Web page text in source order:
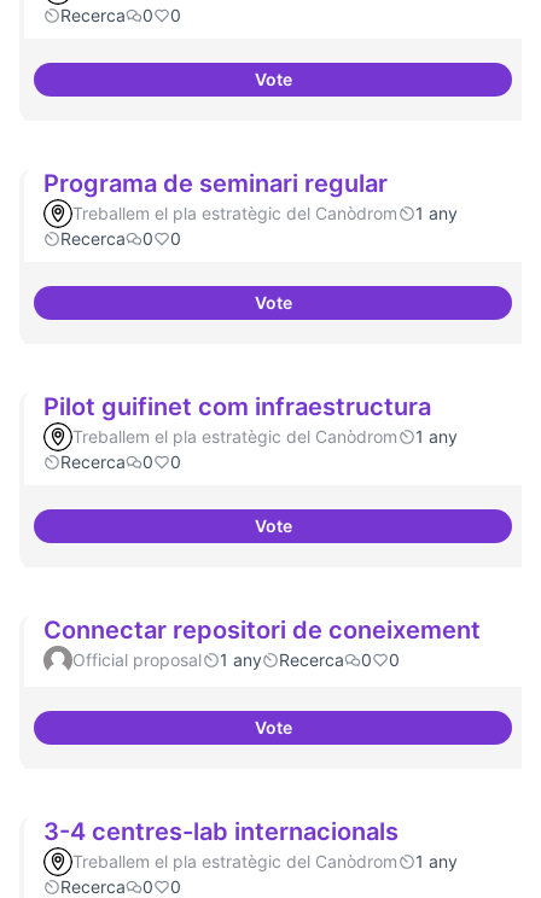
Recerca 0 0
VoteTemes: Intel·ligència artificial
Programa de seminari regular
Treballem el pla estratègic del Canòdrom
1 any
Recerca
0 0
VotePrograma de seminari regular
Pilot guifinet com infraestructura
Treballem el pla estratègic del Canòdrom
1 any
Recerca
0 0
VotePilot guifinet com
Connectar repositori de coneixement
Official proposal 1 any Recerca 0 0
VoteConnectar repositori de
3-4 centres-lab internacionals
Treballem el pla estratègic del Canòdrom
1 any
Recerca
0 0